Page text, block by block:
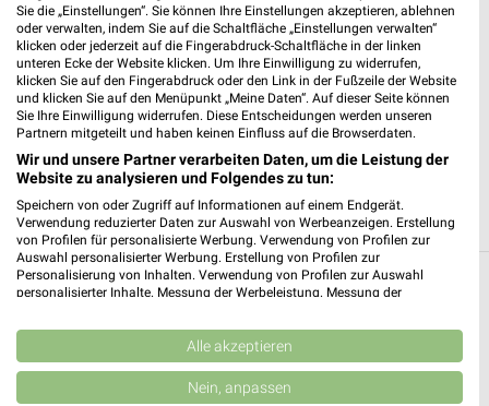
✔Standortgenaue Angebote
✔Folge deinem Lieblingshändler
✔Push-Benachrichtigungen bei neuen Prospekten
✔Einkaufsliste - Einkauf stressfrei planen
JETZT LADEN UND SPAREN!
Weitere REWE Geschäfte mit Angeboten in
und um Rösrath
5 Geschäfte und Orte
Sie die „Einstellungen“. Sie können Ihre Einstellungen akzeptieren, ablehnen
oder verwalten, indem Sie auf die Schaltfläche „Einstellungen verwalten“
klicken oder jederzeit auf die Fingerabdruck-Schaltfläche in der linken
unteren Ecke der Website klicken. Um Ihre Einwilligung zu widerrufen,
klicken Sie auf den Fingerabdruck oder den Link in der Fußzeile der Website
und klicken Sie auf den Menüpunkt „Meine Daten“. Auf dieser Seite können
Sie Ihre Einwilligung widerrufen. Diese Entscheidungen werden unseren
Partnern mitgeteilt und haben keinen Einfluss auf die Browserdaten.
Wir und unsere Partner verarbeiten Daten, um die Leistung der
Website zu analysieren und Folgendes zu tun:
Speichern von oder Zugriff auf Informationen auf einem Endgerät.
Verwendung reduzierter Daten zur Auswahl von Werbeanzeigen. Erstellung
von Profilen für personalisierte Werbung. Verwendung von Profilen zur
Auswahl personalisierter Werbung. Erstellung von Profilen zur
Personalisierung von Inhalten. Verwendung von Profilen zur Auswahl
personalisierter Inhalte. Messung der Werbeleistung. Messung der
Kombinationen von Daten aus verschiedenen Quellen. Entwicklung und
Verbesserung der Angebote. Verwendung reduzierter Daten zur Auswahl
von Inhalten.
Daten können außerhalb der Europäischen Union weitergegeben und in die
Alle akzeptieren
Nein, anpassen